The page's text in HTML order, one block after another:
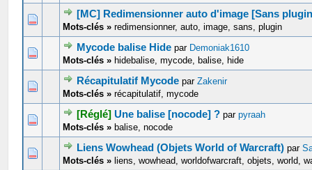
[MC] Redimensionner auto d'image [Sans
Mots-clés »redimensionner, auto, image, sans, plugin
0 Votes - 0 sur 5 en moyenne
12345
Mycode balise Hide par Demoniak1610
Mots-clés » hidebalise, mycode, balise, hide
0 Votes - 0 sur 5 en moyenne
12345
Récapitulatif Mycode parZakenir
Mots-clés »récapitulatif, mycode
0 Votes - 0 sur 5 en moyenne
12 345
[Réglé] Une balise [nocode] ? parpyraah
Mots-clés » balise, nocode
0 Votes - 0 sur 5 en moyenne
1 2345
Liens Wowhead (Objets World of Warcraft) par
Mots-clés » liens, wowhead, worldofwarcraft, objets, world,
0 Votes - 0 sur 5 en moyenne
12345